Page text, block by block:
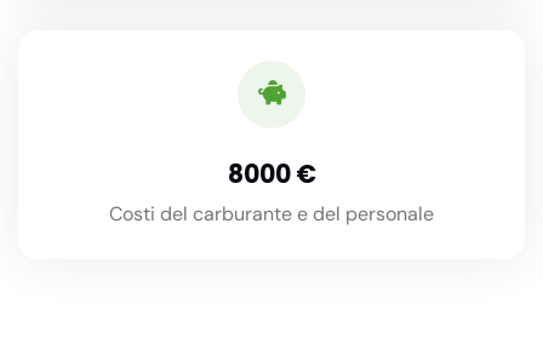
8000
Costi del carburante e del personale